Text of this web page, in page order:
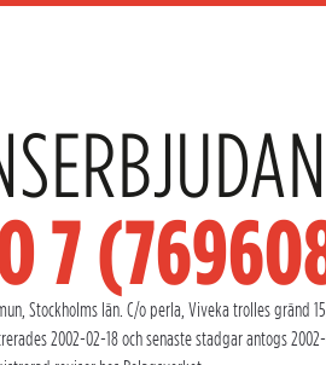
7
Stockholms län. C/o perla, Viveka trolles gränd
2002-02-18 och senaste stadgar antogs 2002-